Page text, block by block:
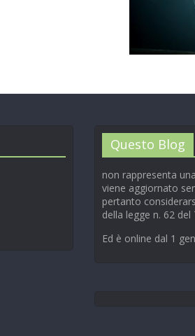
Questo Blog
non rappresenta
viene aggiornato
pertanto
della legge n. 62 del
Ed è online dal 1